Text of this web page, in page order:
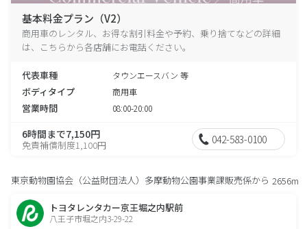
基本料金プラン（V2）
商用車のレンタル、お得な割引料金や予約、乗り捨てなどの詳細
は、こちらから各店舗にお電話ください。
代表車種 タウンエースバン 等
ボディタイプ 商用車
営業時間 08:00-20:00
6時間まで7,150円
免責補償制度1,100円 042-583-0100
東京動物園協会（公益財団法人）多摩動物公園事業課販売係から 2656m
トヨタレンタカー京王堀之内駅前
八王子市堀之内3-29-22